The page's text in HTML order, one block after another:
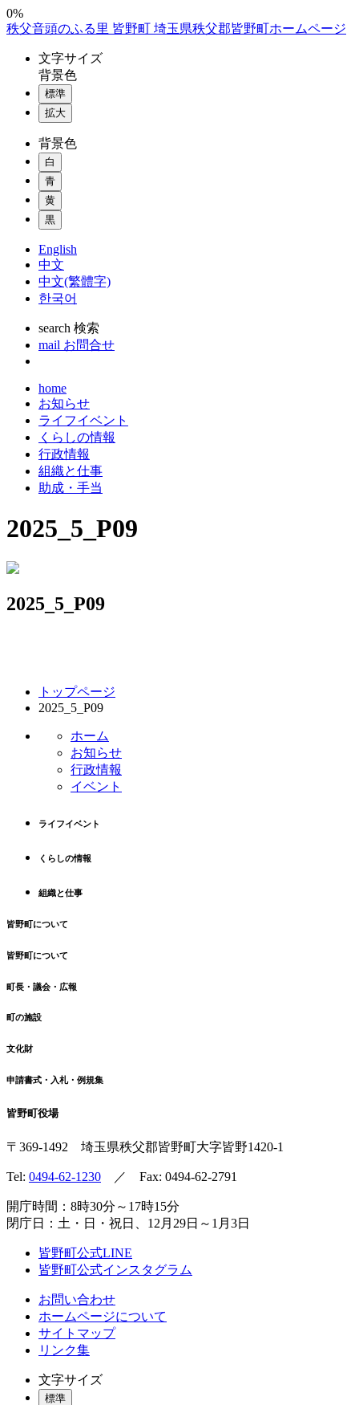
コ
ン
0%
秩父音頭のふる里 皆野町 埼玉県秩父郡皆野町ホームページ
文字サイズ
背景色
標準
拡大
背景色
白
青
黄
黒
English
中文
中文(繁體字)
한국어
search 検索
mail お問合せ
home
お知らせ
ライフイベント
くらしの情報
行政情報
組織と仕事
助成・手当
2025_5_P09
2025_5_P09
トップページ
2025_5_P09
ホーム
お知らせ
行政情報
イベント
ライフイベント
くらしの情報
組織と仕事
皆野町について
皆野町について
町長・議会・広報
町の施設
文化財
申請書式・入札・例規集
皆野町役場
〒369-1492 埼玉県秩父郡皆野町大字皆野1420-1
Tel: 0494-62-1230 ／ Fax: 0494-62-2791
開庁時間：8時30分～17時15分
閉庁日：土・日・祝日、12月29日～1月3日
皆野町公式LINE
皆野町公式インスタグラム
お問い合わせ
ホームページについて
サイトマップ
リンク集
文字サイズ
標準